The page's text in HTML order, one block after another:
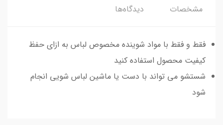
مشخصات دیدگاه‌ها
فقط و فقط با مواد شوینده مخصوص لباس به ازای حفظ
کیفیت محصول استفاده کنید
شستشو می تواند با دست یا ماشین لباس شویی انجام
شود